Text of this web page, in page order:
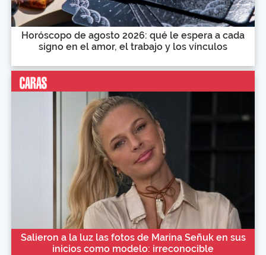
Horóscopo de agosto 2026: qué le espera a cada
signo en el amor, el trabajo y los vínculos
Salieron a la luz las fotos de Marina Señuk en sus
inicios como modelo: irreconocible